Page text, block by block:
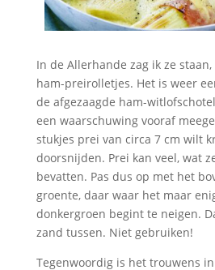
In de Allerhande zag ik ze
ham-preirolletjes. Het is weer
de afgezaagde ham-
een waarschuwing vooraf
stukjes prei van circa 7 cm wilt
doorsnijden. Prei kan veel, wat
bevatten. Pas dus op met het
groente, daar waar het maar
donkergroen begint te neigen.
zand tussen. Niet gebruiken!
Tegenwoordig is het trouwens